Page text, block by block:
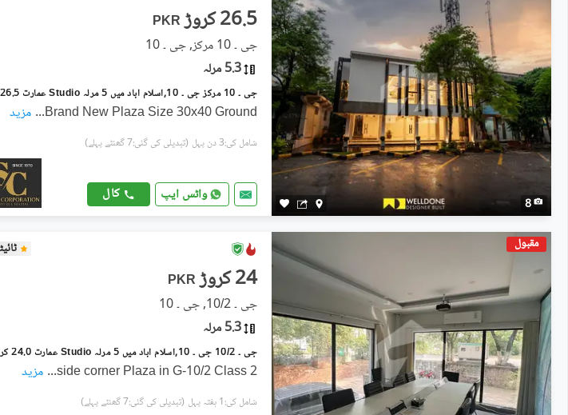
8
PKR 26.5 کروڑ
جی ۔ 10 مرکز, جی ۔ 10
5.3 مرلہ
Brand New Plaza Size 30x40 Ground
... مزید
شامل کی:3 دن پہل (تبدیلی کی گئی:7 گھنٹے پہلے)
واٹس ایپ کال
مقبول
PKR 24 کروڑ
جی ۔ 10/2, جی ۔ 10
5.3 مرلہ
2 side corner Plaza in G-10/2 Class
... مزید
شامل کی:1 ہفتہ پہل (تبدیلی کی گئی:7 گھنٹے پہلے)